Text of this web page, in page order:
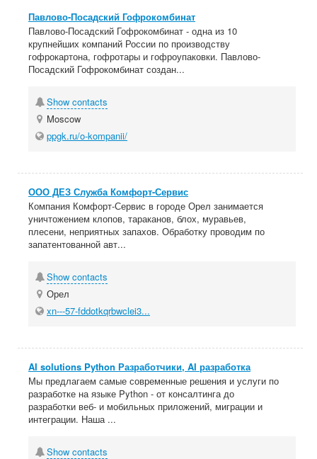
Павлово-Посадский Гофрокомбинат
Павлово-Посадский Гофрокомбинат - одна из 10
крупнейших компаний России по производству
гофрокартона, гофротары и гофроупаковки. Павлово-
Посадский Гофрокомбинат создан...
Show contacts
Moscow
ppgk.ru/o-kompanii/
ООО ДЕЗ Служба Комфорт-Сервис
Компания Комфорт-Сервис в городе Орел занимается
уничтожением клопов, тараканов, блох, муравьев,
плесени, неприятных запахов. Обработку проводим по
запатентованной авт...
Show contacts
Орел
xn---57-fddotkqrbwclei3...
AI solutions Python Разработчики, AI разработка
Мы предлагаем самые современные решения и услуги по
разработке на языке Python - от консалтинга до
разработки веб- и мобильных приложений, миграции и
интеграции. Наша ...
Show contacts